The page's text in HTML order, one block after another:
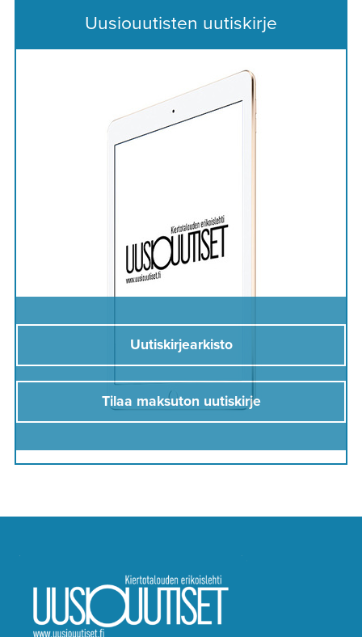
Uusiouutisten uutiskirje
Uutiskirjearkisto
Tilaa maksuton uutiskirje